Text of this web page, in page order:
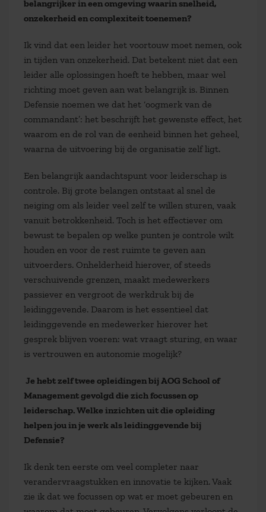
belangrijker in een omgeving waarin snelheid,
onzekerheid en complexiteit toenemen?
Ik vind dat een leider het voortouw moet nemen, ook
in tijden van onzekerheid. Dat betekent niet dat een
leider alle oplossingen hoeft te hebben, maar wel
richting moet geven aan wat belangrijk is. Binnen
Defensie noemen we dat het ‘oogmerk van de
commandant’: het beschrijft het gewenste effect, het
waarom en de rol van de eenheid binnen het geheel,
waarna de uitvoering bij de organisatie zelf ligt.
Een belangrijk aandachtspunt voor leiderschap is
controle. Bij grote belangen ontstaat al snel de
neiging om als leider veel zelf te willen sturen, vaak
vanuit betrokkenheid. Toch is het effectiever om
bewust te bepalen op welke punten je controle wilt
houden en voor de rest ruimte te geven aan
uitvoerders. Onhelderheid hierover, of steeds
verschuivende grenzen, maakt medewerkers
passiever en vergroot de werkdruk bij de
leidinggevende. Daarom is het essentieel dat
leidinggevende en medewerker hierover het
gesprek blijven voeren: wat vraagt sturing, en waar
is vertrouwen en autonomie mogelijk?
Je hebt zelf twee opleidingen bij AOG School of
Management gevolgd die zich focussen op
leiderschap. Welke inzichten uit die opleiding
helpen jou in je werk als leidinggevende bij
Defensie?
Ik denk ten eerste om veel completer naar
verandervraagstukken en innovatie te kijken. Vaak
zie ik dat we focussen op wat er moet gebeuren en